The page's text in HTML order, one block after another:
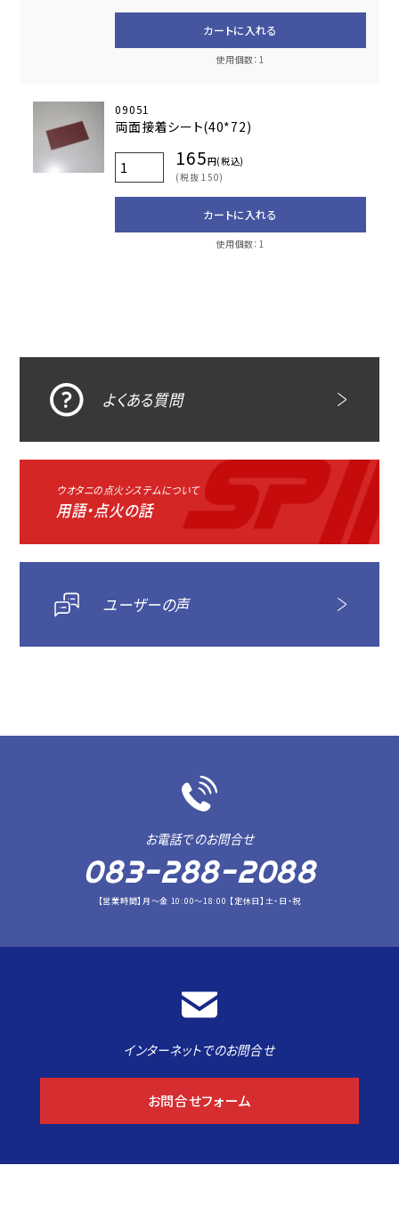
カートに入れる
使用個数：1
09051
両面接着シート(40*72)
165円(税込)
(税抜 150)
カートに入れる
使用個数：1
よくある質問
ウオタニの点火システムについて
用語・点火の話
ユーザーの声
お電話でのお問合せ
083-288-2088
【営業時間】月～金 10:00～18:00 【定休日】土・日・祝
インターネットでのお問合せ
お問合せフォーム